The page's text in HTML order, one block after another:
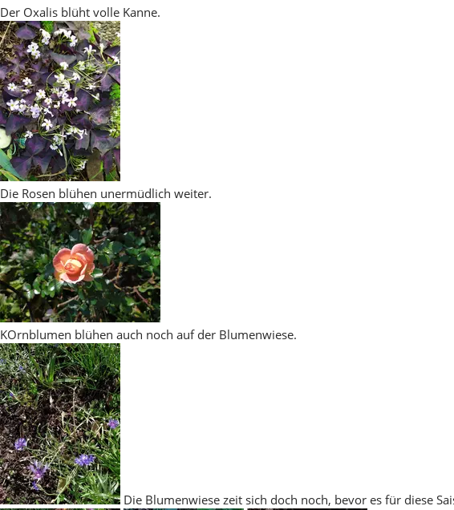
n
:
Der Oxalis blüht volle Kanne.
Die Rosen blühen unermüdlich weiter.
KOrnblumen blühen auch noch auf der Blumenwiese.
Die Blumenwiese zeit sich doch noch, bevor es für diese